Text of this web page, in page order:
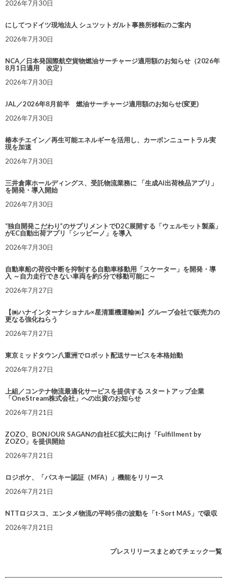
2026年7月30日
にしてつドイツ現地法人 シュツットガルト事務所移転のご案内
2026年7月30日
NCA／日本発国際航空貨物燃油サーチャージ適用額のお知らせ（2026年
8月1日適用 改定）
2026年7月30日
JAL／2026年8月前半 燃油サーチャージ適用額のお知らせ(変更)
2026年7月30日
椿本チエイン／再生可能エネルギーを活用し、カーボンニュートラル実
現を加速
2026年7月30日
三井倉庫ホールディングス、受託物流業務に 「生成AI出荷検品アプリ」
を開発・導入開始
2026年7月30日
“独自開発こだわり”のサプリメントでD2C展開する「ウェルモット製薬」
がEC自動出荷アプリ「シッピーノ」を導入
2026年7月30日
自動車船の荷役中断を抑制する自動車移動用「スケーター」を開発・導
入 ～自力走行できない車両を約5分で移動可能に～
2026年7月27日
【㈱ハナインターナショナル×星清重機運輸㈱】グループ会社で販売力の
更なる強化ねらう
2026年7月27日
東京ミッドタウン八重洲でロボット配送サービスを本格始動
2026年7月27日
上組／コンテナ物流最適化サービスを提供する スタートアップ企業
「OneStream株式会社」への出資のお知らせ
2026年7月21日
ZOZO、BONJOUR SAGANの自社EC拡大に向け「Fulfillment by
ZOZO」を提供開始
2026年7月21日
ロジポケ、「パスキー認証（MFA）」機能をリリース
2026年7月21日
NTTロジスコ、エンタメ物流の平時5倍の波動を「t-Sort MAS」で吸収
2026年7月21日
プレスリリースまとめてチェック一覧